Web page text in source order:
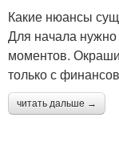
Какие нюансы
Для начала
моментов.
только с
читать дальше →